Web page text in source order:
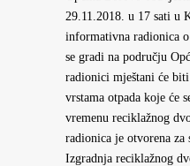
29.11.2018. u 17 sati u
informativna radionica
se gradi na području
radionici mještani će
vrstama otpada koje će
vremenu reciklažnog
radionica je otvorena za
Izgradnja reciklažnog